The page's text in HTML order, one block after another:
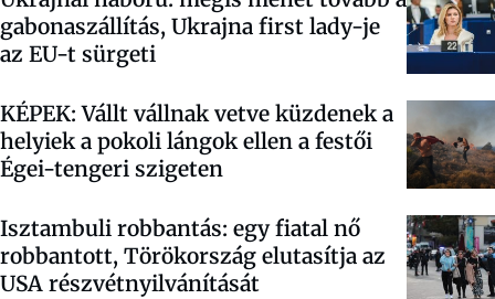
gabonaszállítás, Ukrajna first lady-je
az EU-t sürgeti
KÉPEK: Vállt vállnak vetve küzdenek a
helyiek a pokoli lángok ellen a festői
Égei-tengeri szigeten
Isztambuli robbantás: egy fiatal nő
robbantott, Törökország elutasítja az
USA részvétnyilvánítását